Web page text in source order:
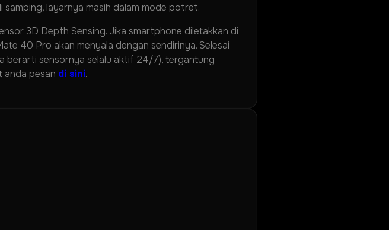
layarnya masih dalam mode potret.
3D Depth Sensing. Jika smartphone diletakkan di
40 Pro akan menyala dengan sendirinya. Selesai
berarti sensornya selalu aktif 24/7), tergantung
anda pesan di sini.